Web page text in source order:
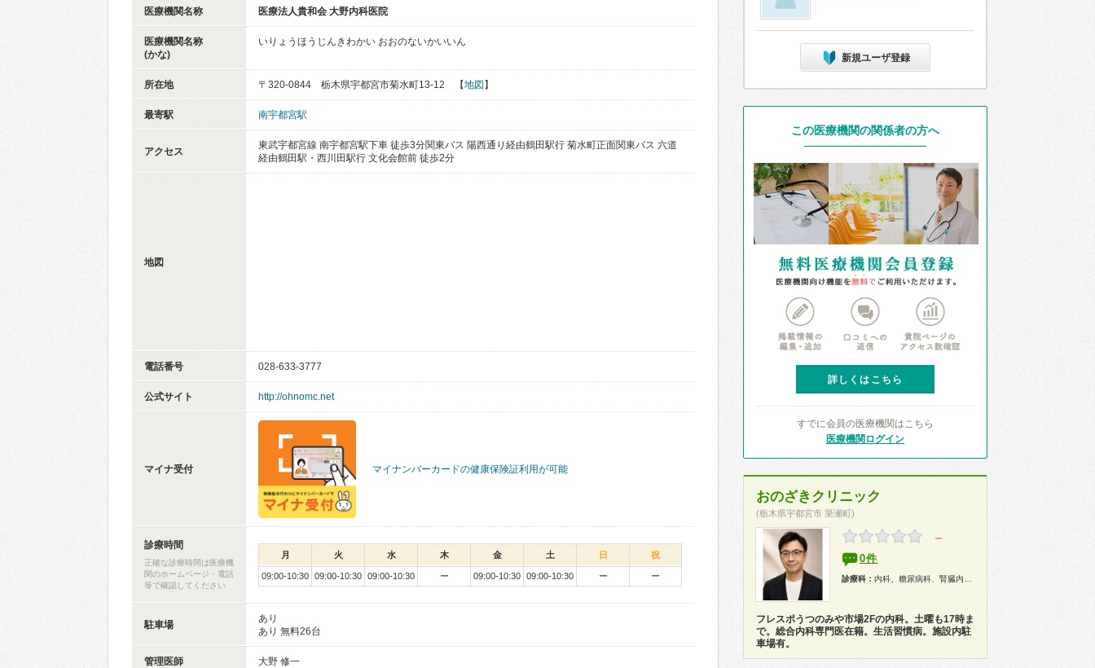
医療機関名称 医療法人貴和会 大野内科医院
医療機関名称
(かな)
いりょうほうじんきわかい おおのないかいいん
所在地 〒320-0844 栃木県宇都宮市菊水町13-12 【地図 】
最寄駅 南宇都宮駅
アクセス
東武宇都宮線 南宇都宮駅下車 徒歩3分関東バス 陽西通り経由鶴田駅行 菊水町正面関東バス 六道
経由鶴田駅・西川田駅行 文化会館前 徒歩2分
地図
電話番号 028-633-3777
公式サイト http://ohnomc.net
マイナ受付 マイナンバーカードの健康保険証利用が可能
診療時間
正確な診療時間は医療機
関のホームページ・電話
等で確認してください
月 火 水 木 金 土 日 祝
09:00-10:30 09:00-10:30 09:00-10:30 ー 09:00-10:30 09:00-10:30 ー ー
駐車場
あり
あり 無料26台
管理医師 大野 修一
新規ユーザ登録
この医療機関の関係者の方へ
詳しくはこちら
すでに会員の医療機関はこちら
医療機関ログイン
おのざきクリニック
(栃木県宇都宮市 簗瀬町)
－
0件
診療科： 内科、糖尿病科、腎臓内科、健康診断
フレスポうつのみや市場2Fの内科。土曜も17時ま
で。総合内科専門医在籍。生活習慣病。施設内駐
車場有。